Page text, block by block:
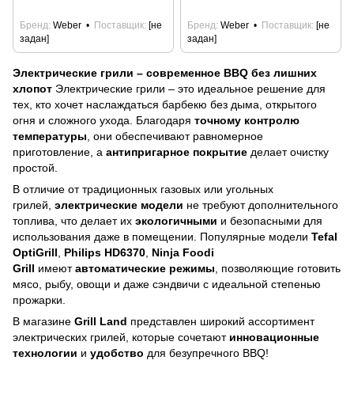
Бренд Weber Поставщик [не
задан]
Бренд Weber Поставщик [не
задан]
Электрические грили – современное BBQ без лишних
хлопот Электрические грили – это идеальное решение для
тех, кто хочет наслаждаться барбекю без дыма, открытого
огня и сложного ухода. Благодаря точному контролю
температуры , они обеспечивают равномерное
приготовление, а антипригарное покрытие делает очистку
простой.
В отличие от традиционных газовых или угольных
грилей, электрические модели не требуют дополнительного
топлива, что делает их экологичными и безопасными для
использования даже в помещении. Популярные модели Tefal
OptiGrill
Philips HD6370 Ninja Foodi
Grill имеютавтоматические режимы , позволяющие готовить
мясо, рыбу, овощи и даже сэндвичи с идеальной степенью
прожарки.
В магазине Grill Land представлен широкий ассортимент
электрических грилей, которые сочетают инновационные
технологии и удобство для безупречного BBQ!